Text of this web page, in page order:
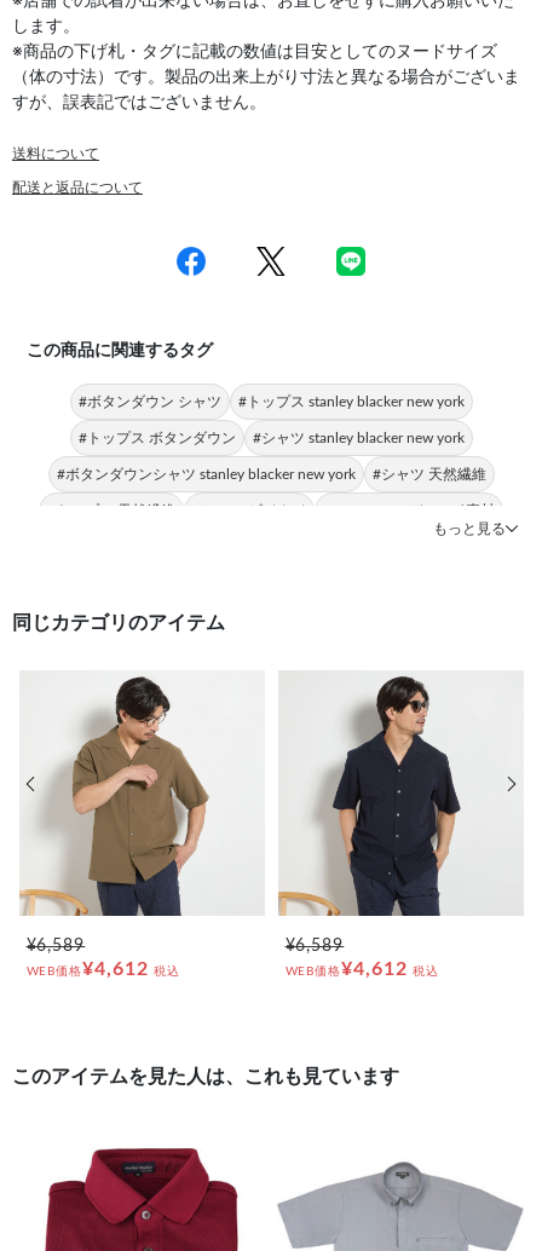
します。
※商品の下げ札・タグに記載の数値は目安としてのヌードサイズ
（体の寸法）です。製品の出来上がり寸法と異なる場合がございま
すが、誤表記ではございません。
送料について
配送と返品について
この商品に関連するタグ
#ボタンダウン シャツ #トップス stanley blacker new york
#トップス ボタンダウン #シャツ stanley blacker new york
#ボタンダウンシャツ stanley blacker new york #シャツ 天然繊維
#トップス 天然繊維 #シャツ ビジカジ #シャツ コーデュロイ素材
もっと見る
同じカテゴリのアイテム
¥6,589
WEB価格¥4,612 税込
¥6,589
WEB価格¥4,612 税込
前の画像
このアイテムを見た人は、これも見ています